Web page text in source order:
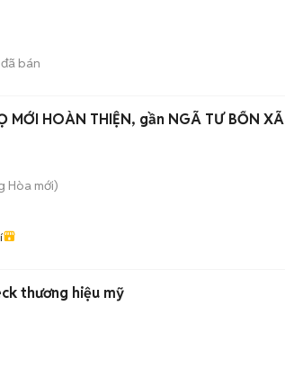
đã bán
MỚI HOÀN THIỆN, gần NGÃ TƯ BỐN XÃ
Hòa mới)
thương hiệu mỹ